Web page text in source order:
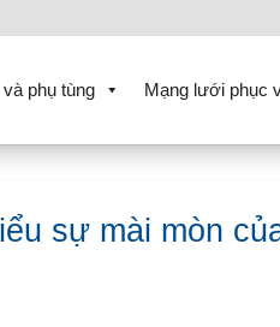
phụ tùng Mạng lưới phục
sự mài mòn